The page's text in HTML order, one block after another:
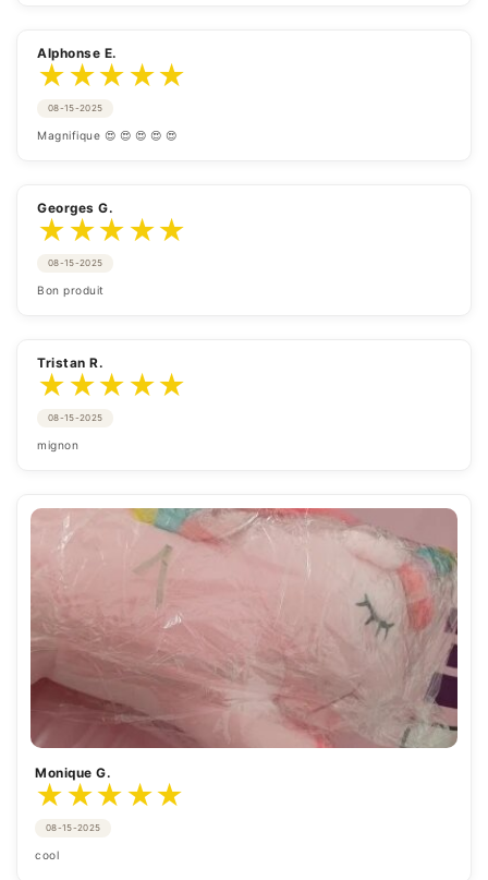
Alphonse E.
★★★★★
08-15-2025
Magnifique 😍 😍 😍 😍 😍
Georges G.
★★★★★
08-15-2025
Bon produit
Tristan R.
★★★★★
08-15-2025
mignon
Monique G.
★★★★★
08-15-2025
cool